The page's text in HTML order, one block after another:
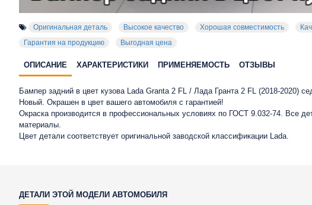
Оригинальная деталь Высокое качество Хорошая совместимость
Гарантия на продукцию
Выгодная цена
ОПИСАНИЕ ХАРАКТЕРИСТИКИ ПРИМЕНЯЕМОСТЬ ОТЗЫВЫ
Бампер задний в цвет кузова Lada Granta 2 FL / Лада Гранта 2 FL (2018-
Новый. Окрашен в цвет вашего автомобиля с гарантией!
Окраска производится в профессиональных условиях по ГОСТ 9.032-74. Все
материалы.
Цвет детали соответствует оригинальной заводской классификации Lada.
ДЕТАЛИ ЭТОЙ МОДЕЛИ АВТОМОБИЛЯ